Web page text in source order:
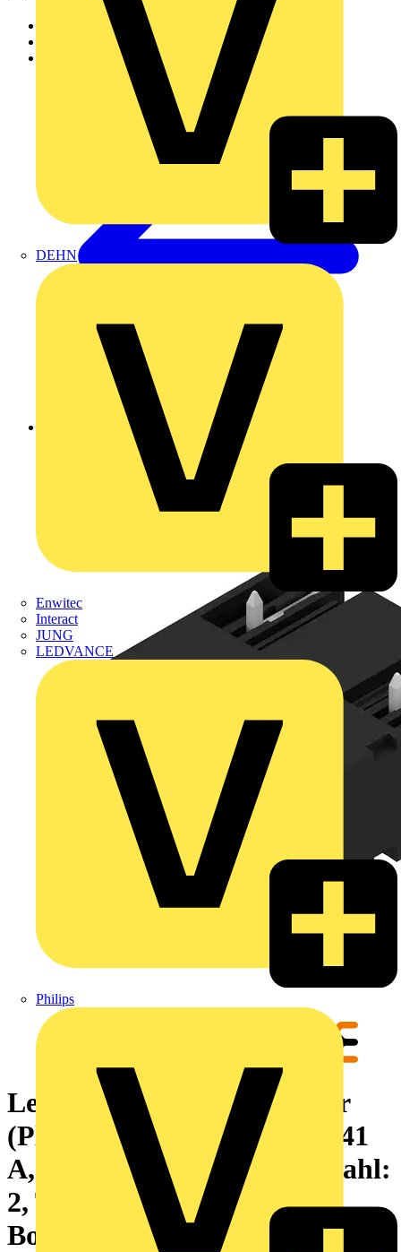
DEHN
Enwitec
Interact
JUNG
LEDVANCE
Philips
Zurück zu Produkte
Leiterplattensteckverbinder
(Platinenanschluss), 630 V, 41
A, Raster in mm: 7.62, Polzahl:
2, THT/THR-Lötanschluss,
Box